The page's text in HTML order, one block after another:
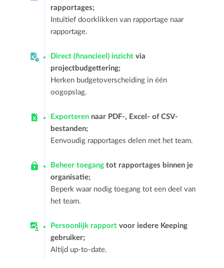
rapportages;
Intuïtief doorklikken van rapportage naar
rapportage.
Direct (financieel) inzicht via
projectbudgettering;
Herken budgetoverscheiding in één
oogopslag.
Exporteren naar PDF-, Excel- of CSV-
bestanden;
Eenvoudig rapportages delen met het team.
Beheer toegang tot rapportages binnen je
organisatie;
Beperk waar nodig toegang tot een deel van
het team.
Persoonlijk rapport voor iedere Keeping
gebruiker;
Altijd up-to-date.